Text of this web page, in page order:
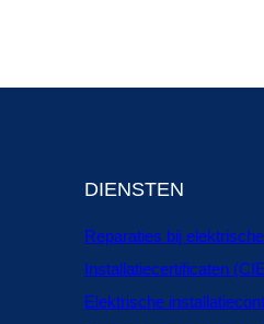
DIENSTEN
Reparaties bij
Installatiecertificaten
Elektrische